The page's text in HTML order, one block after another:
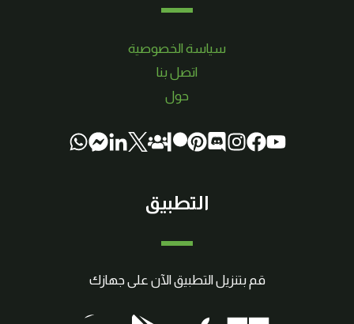
سياسة الخصوصية
اتصل بنا
حول
التطبيق
قم بتنزيل التطبيق الآن على جهازك